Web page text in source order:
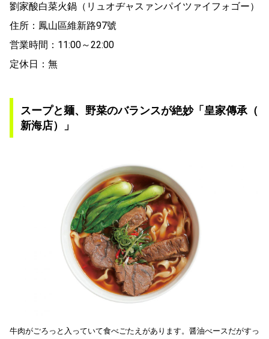
劉家酸白菜火鍋（リュオヂャスァンパイツァイフォゴー）
住所：鳳山區維新路97號
営業時間：11:00～22:00
定休日：無
スープと麺、野菜のバランスが絶妙「皇家傳承（
新海店）」
牛肉がごろっと入っていて食べごたえがあります。醤油べースだがすっ